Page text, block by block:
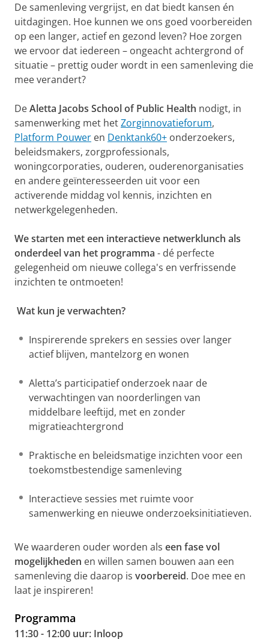
De samenleving vergrijst, en dat biedt kansen én
uitdagingen. Hoe kunnen we ons goed voorbereiden
op een langer, actief en gezond leven? Hoe zorgen
we ervoor dat iedereen – ongeacht achtergrond of
situatie – prettig ouder wordt in een samenleving die
mee verandert?
DeAletta Jacobs School of Public Health nodigt, in
samenwerking met hetZorginnovatieforum,
Platform Pouwer en Denktank60+ onderzoekers,
beleidsmakers, zorgprofessionals,
woningcorporaties, ouderen, ouderenorganisaties
en andere geïnteresseerden uit voor een
activerende middag vol kennis, inzichten en
netwerkgelegenheden.
We starten met een interactieve netwerklunch als
onderdeel van het programma - dé perfecte
gelegenheid om nieuwe collega's en verfrissende
inzichten te ontmoeten!
Wat kun je verwachten?
Inspirerende sprekers en sessies over langer
actief blijven, mantelzorg en wonen
Aletta’s participatief onderzoek naar de
verwachtingen van noorderlingen van
middelbare leeftijd, met en zonder
migratieachtergrond
Praktische en beleidsmatige inzichten voor een
toekomstbestendige samenleving
Interactieve sessies met ruimte voor
samenwerking en nieuwe onderzoeksinitiatieven.
We waarderen ouder worden als een fase vol
mogelijkheden en willen samen bouwen aan een
samenleving die daarop is voorbereid. Doe mee en
laat je inspireren!
Programma
11:30 - 12:00 uur: Inloop